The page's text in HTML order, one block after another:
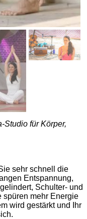
Studio für Körper,
sehr schnell die
Entspannung,
Schulter- und
spüren mehr Energie
wird gestärkt und Ihr